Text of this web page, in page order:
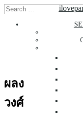
Skip
to
content
Search
for:
ผลงาน มู่ลี่ไม้ ห้
January
ผลงาน มู่ลี่ไม้
วงศ์สว่าง